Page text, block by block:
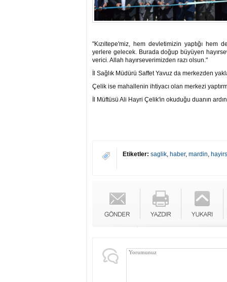
"Kızıltepe'miz, hem devletimizin yaptığı hem
yerlere gelecek. Burada doğup büyüyen
verici. Allah hayırseverimizden razı olsun."
İl Sağlık Müdürü Saffet Yavuz da merkezden
Çelik ise mahallenin ihtiyacı olan merkezi
İl Müftüsü Ali Hayri Çelik'in okuduğu duanın
Etiketler: saglik, haber, mardin,